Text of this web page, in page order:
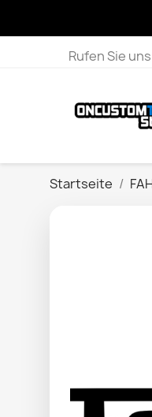
Rufen Sie
Startseite